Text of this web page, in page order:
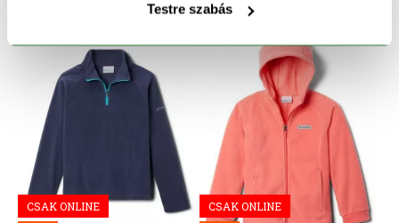
Testre szabás
CSAK ONLINE CSAK ONLINE